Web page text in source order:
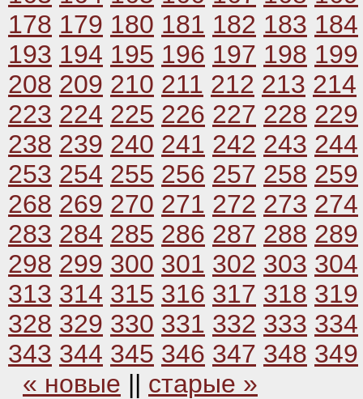
178 179 180 181 182 183 184
193 194 195 196 197 198 199
208 209 210 211 212 213 214
223 224 225 226 227 228 229
238 239 240 241 242 243 244
253 254 255 256 257 258 259
268 269 270 271 272 273 274
283 284 285 286 287 288 289
298 299 300 301 302 303 304
313 314 315 316 317 318 319
328 329 330 331 332 333 334
343 344 345 346 347 348 349
« новые || старые »